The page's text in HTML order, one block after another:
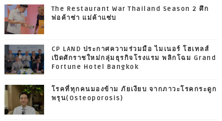
The Restaurant War Thailand Season 2 ศึก
พ่อค้าซ่า แม่ค้าแซ่บ
CP LAND ประกาศความร่วมมือ ไมเนอร์ โฮเทลส์
เปิดศักราชใหม่กลุ่มธุรกิจโรงแรม พลิกโฉม Grand
Fortune Hotel Bangkok
โรคที่ทุกคนมองข้าม ภัยเงียบ จากภาวะโรคกระดูก
พรุน(Osteoporosis)